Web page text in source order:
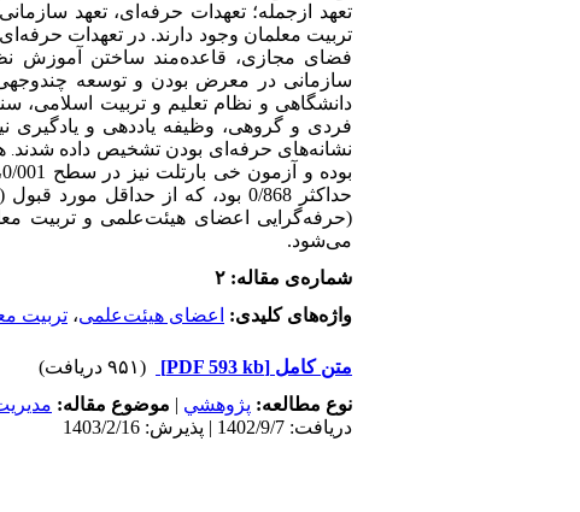
تعهد ازجمله؛ تعهدات حرفه‌ای،تعهد
تربیت معلمان وجود دارند. در تعهدات حرفه‌ای
فضای مجازی، قاعده‌مند ساختن آموزش
سازمانی در
معرض بودن و توسعه
دانشگاهی و نظام تعلیم و تربیت اسلامی،
فردی و گروهی، وظیفه یاددهی و یادگیری
نشانه‌های حرفه‌ای بودن تشخیص داده شدند.
حداکثر 0/868 بود، که از حداقل مورد قبول (0/30) بسیار بالاتر بودند.
(حرفه‌گرایی اعضای هیئت‌علمی و تربیت
می‌شود.
شماره‌ی مقاله: ۲
واژه‌های کلیدی:
اعضای هیئت‌علمی، تربیت
متن کامل [PDF 593 kb]
(۹۵۱ دریافت)
نوع مطالعه: پژوهشي | موضوع مقاله:
دریافت: 1402/9/7 | پذیرش: 1403/2/16